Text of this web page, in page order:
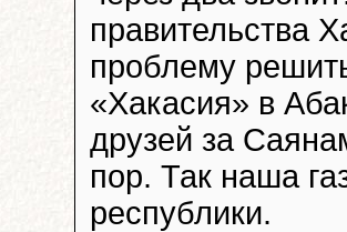
правительства
проблему
«Хакасия» в
друзей за
пор. Так наша
республики.